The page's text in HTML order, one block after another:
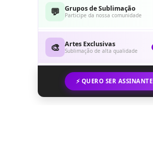
💬 Grupos de Sublimação
Participe da nossa comunidade
🎨 Artes Exclusivas
Sublimação de alta qualidade
⚡ QUERO SER ASSINANTE